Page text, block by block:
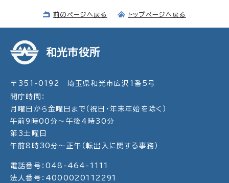
前のページへ戻る トップページへ戻る
和光市役所
〒351-0192 埼玉県和光市広沢1番5号
開庁時間：
月曜日から金曜日まで（祝日・年末年始を除く）
午前9時00分～午後4時30分
第3土曜日
午前8時30分～正午（転出入に関する事務）
電話番号：048-464-1111
法人番号：4000020112291